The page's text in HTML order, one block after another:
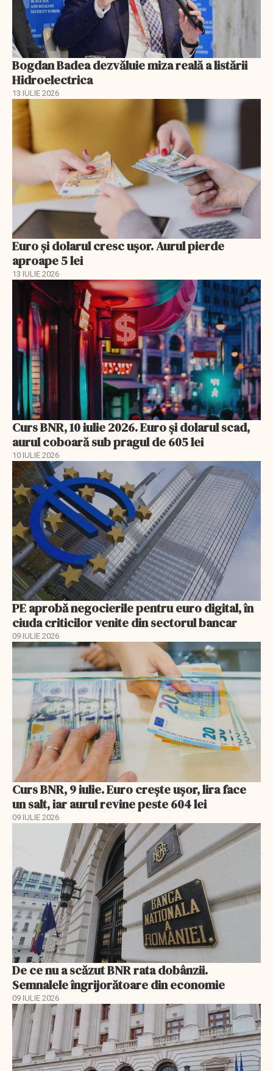
Bogdan Badea dezvăluie miza reală a listării
Hidroelectrica
13 IULIE 2026
Euro și dolarul cresc ușor. Aurul pierde
aproape 5 lei
13 IULIE 2026
Curs BNR, 10 iulie 2026. Euro și dolarul scad,
aurul coboară sub pragul de 605 lei
10 IULIE 2026
PE aprobă negocierile pentru euro digital, în
ciuda criticilor venite din sectorul bancar
09 IULIE 2026
Curs BNR, 9 iulie. Euro crește ușor, lira face
un salt, iar aurul revine peste 604 lei
09 IULIE 2026
De ce nu a scăzut BNR rata dobânzii.
Semnalele îngrijorătoare din economie
09 IULIE 2026